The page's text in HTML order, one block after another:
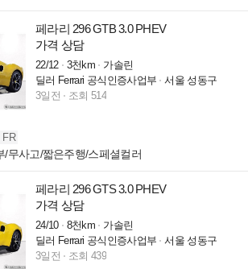
페라리 296 GTB 3.0 PHEV
가격 상담
22/12 3천km
가솔린
딜러 Ferrari 공식인증사업부
서울 성동구
3일전
조회 514
FR
/무사고/짧은주행/스페셜컬러
페라리 296 GTS 3.0 PHEV
가격 상담
24/10 8천km
가솔린
딜러 Ferrari 공식인증사업부
서울 성동구
3일전
조회 439